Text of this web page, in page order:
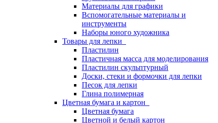
Материалы для графики
Вспомогательные материалы и
инструменты
Наборы юного художника
Товары для лепки
Пластилин
Пластичная масса для моделирования
Пластилин скульптурный
Доски, стеки и формочки для лепки
Песок для лепки
Глина полимерная
Цветная бумага и картон
Цветная бумага
Цветной и белый картон